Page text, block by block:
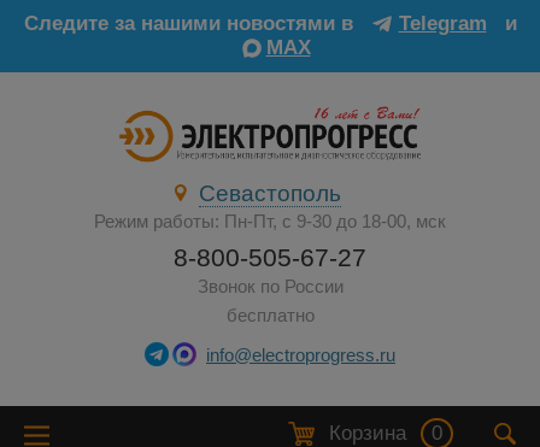
Следите за нашими новостями в Telegram
и
MAX
Севастополь
Режим работы: Пн-Пт, с 9-30 до 18-00, мск
8-800-505-67-27
Звонок по России
бесплатно
info@electroprogress.ru
Корзина 0